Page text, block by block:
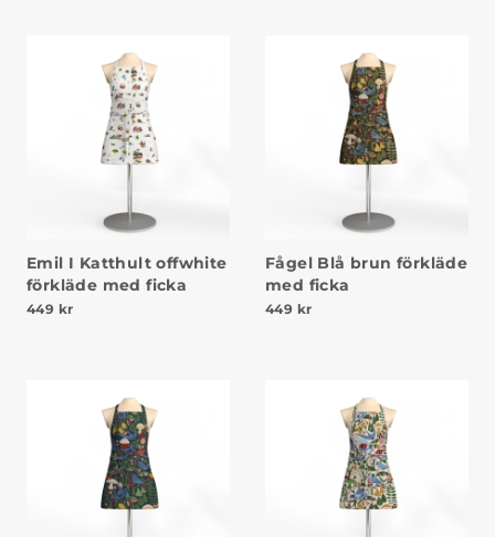
Emil I Katthult offwhite
förkläde med ficka
449 kr
Fågel Blå brun förkläde
med ficka
449 kr